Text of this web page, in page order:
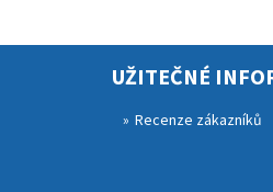
UŽITEČNÉ
Recenze zákazníků